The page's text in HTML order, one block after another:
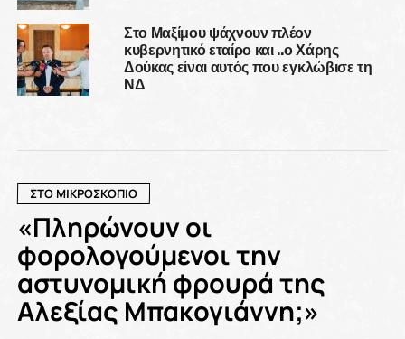
Στο Μαξίμου ψάχνουν πλέον
κυβερνητικό εταίρο και ..ο Χάρης
Δούκας είναι αυτός που εγκλώβισε τη
ΝΔ
ΣΤΟ ΜΙΚΡΟΣΚΟΠΙΟ
«Πληρώνουν οι
φορολογούμενοι την
αστυνομική φρουρά της
Αλεξίας Μπακογιάννη;»